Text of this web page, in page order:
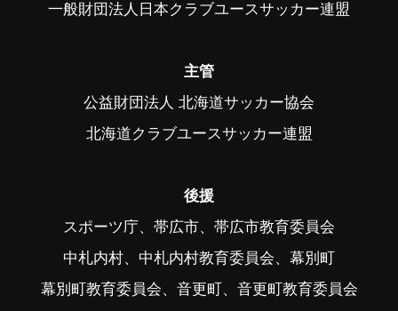
一般財団法人日本クラブユースサッカー連盟
主管
公益財団法人 北海道サッカー協会
北海道クラブユースサッカー連盟
後援
スポーツ庁、帯広市、帯広市教育委員会
中札内村、中札内村教育委員会、幕別町
幕別町教育委員会、音更町、音更町教育委員会